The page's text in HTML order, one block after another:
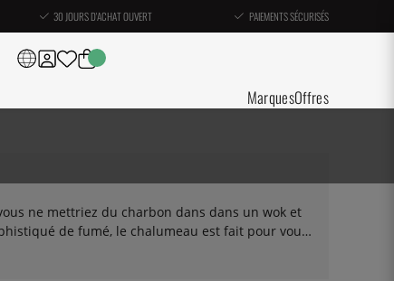
30 JOURS D'ACHAT OUVERT PAIEMENTS SÉCURISÉS
MarquesOffres
ne mettriez du charbon dans dans un wok et
de fumé, le chalumeau est fait pour vous.
à votre imagination et fumez des cocktails, des
fumer, des cloches, des filtres et des pièces